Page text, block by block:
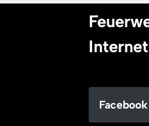
Internet
Facebook